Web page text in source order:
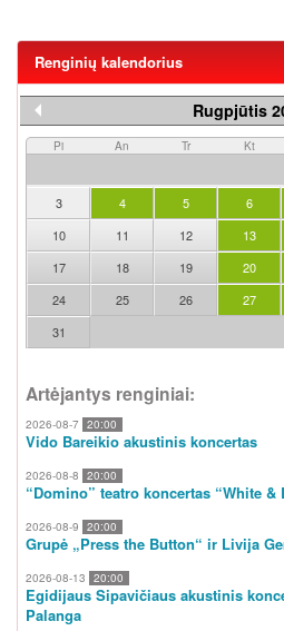
Renginių kalendorius
Rugpjūtis
Pi An Tr Kt
3
4 5 6
10
11 12 13
17
18 19 20
24
25 26 27
31
Artėjantys renginiai:
2026-08-7 20:00
Vido Bareikio akustinis koncertas
2026-08-8 20:00
“Domino” teatro koncertas “White &
2026-08-9 20:00
Grupė „Press the Button“ ir Livija
2026-08-13 20:00
Egidijaus Sipavičiaus akustinis
Palanga